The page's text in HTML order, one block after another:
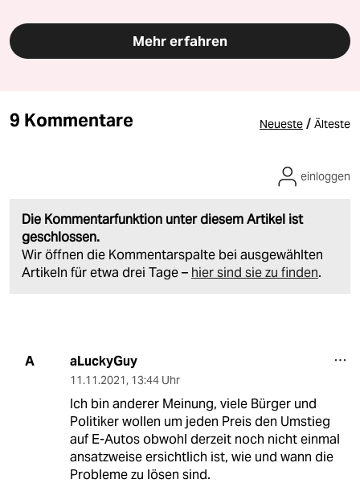
Mehr erfahren
9 Kommentare Neueste / Älteste
Die Kommentarfunktion unter diesem Artikel ist
geschlossen.
Wir öffnen die Kommentarspalte bei ausgewählten
Artikeln für etwa drei Tage – hier sind sie zu finden.
einloggen
A aLuckyGuy
11.11.2021, 13:44 Uhr
Ich bin anderer Meinung, viele Bürger und
Politiker wollen um jeden Preis den Umstieg
auf E-Autos obwohl derzeit noch nicht einmal
ansatzweise ersichtlich ist, wie und wann die
Probleme zu lösen sind.